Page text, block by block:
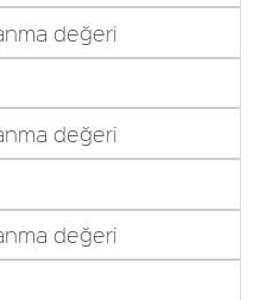
değeri
değeri
değeri